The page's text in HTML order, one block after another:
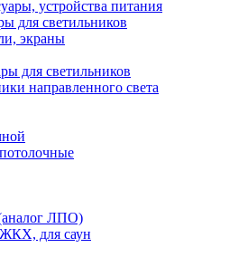
устройства питания
для светильников
экраны
для светильников
направленного света
ЛПО)
для саун